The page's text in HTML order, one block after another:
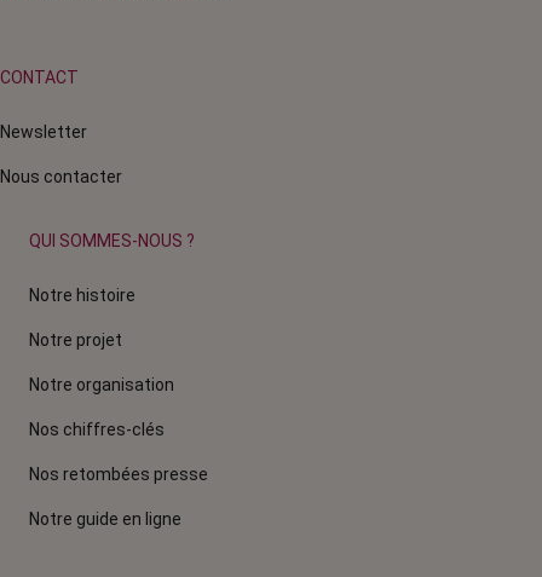
CONTACT
Newsletter
Nous contacter
QUI SOMMES-NOUS ?
Notre histoire
Notre projet
Notre organisation
Nos chiffres-clés
Nos retombées presse
Notre guide en ligne